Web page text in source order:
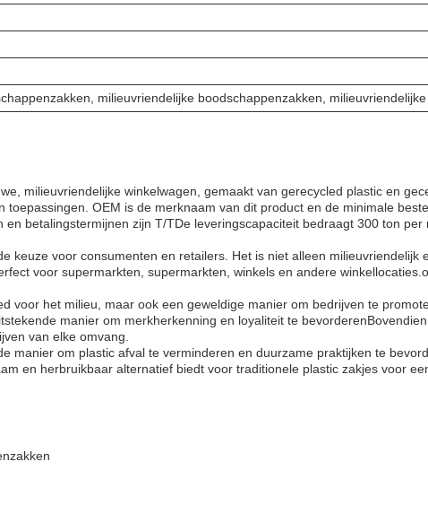
milieuvriendelijke boodschappenzakken,
milieuvriendelijke winkelwagen, gemaakt van gerecycled plastic en
OEM is de merknaam van dit product en de minimale
betalingstermijnen zijn T/TDe leveringscapaciteit bedraagt 300 ton
keuze voor consumenten en retailers. Het is niet alleen milieuvriendelijk
voor supermarkten, supermarkten, winkels en andere
voor het milieu, maar ook een geweldige manier om bedrijven te
manier om merkherkenning en loyaliteit te
van elke omvang.
manier om plastic afval te verminderen en duurzame praktijken te
en herbruikbaar alternatief biedt voor traditionele plastic zakjes voor